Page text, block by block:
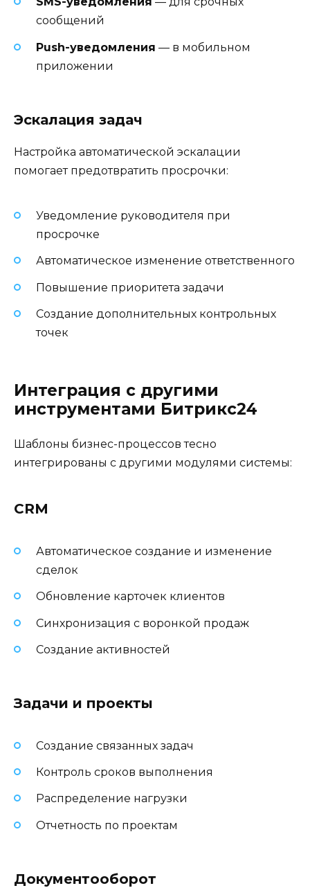
сообщений
Push-уведомления — в мобильном
приложении
Эскалация задач
Настройка автоматической эскалации
помогает предотвратить просрочки:
Уведомление руководителя при
просрочке
Автоматическое изменение ответственного
Повышение приоритета задачи
Создание дополнительных контрольных
точек
Интеграция с другими
инструментами Битрикс24
Шаблоны бизнес-процессов тесно
интегрированы с другими модулями системы:
CRM
Автоматическое создание и изменение
сделок
Обновление карточек клиентов
Синхронизация с воронкой продаж
Создание активностей
Задачи и проекты
Создание связанных задач
Контроль сроков выполнения
Распределение нагрузки
Отчетность по проектам
Документооборот